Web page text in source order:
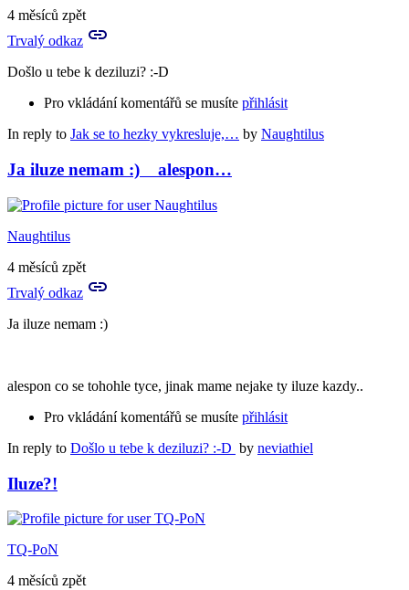
4 měsíců zpět
Trvalý odkaz
Došlo u tebe k deziluzi? :-D
Pro vkládání komentářů se musíte přihlásit
In reply to Jak se to hezky vykresluje,… by Naughtilus
Ja iluze nemam :) alespon…
Naughtilus
4 měsíců zpět
Trvalý odkaz
Ja iluze nemam :)
alespon co se tohohle tyce, jinak mame nejake ty iluze kazdy..
Pro vkládání komentářů se musíte přihlásit
In reply to Došlo u tebe k deziluzi? :-D by neviathiel
Iluze?!
TQ-PoN
4 měsíců zpět